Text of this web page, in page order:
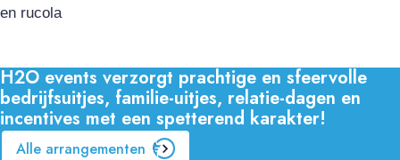
en rucola
H2O events verzorgt prachtige en sfeervolle
bedrijfsuitjes, familie-uitjes, relatie-dagen en
incentives met een spetterend karakter!
Alle arrangementen